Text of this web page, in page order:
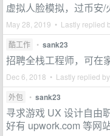
虚拟人脸模拟，过币安
May 28, 2019 • Lastly replied
酷工作 • sank23
招聘全栈工程师，可在
Dec 6, 2018 • Lastly replied by
外包 • sank23
寻求游戏 UX 设计自由
好有 upwork.com 等网